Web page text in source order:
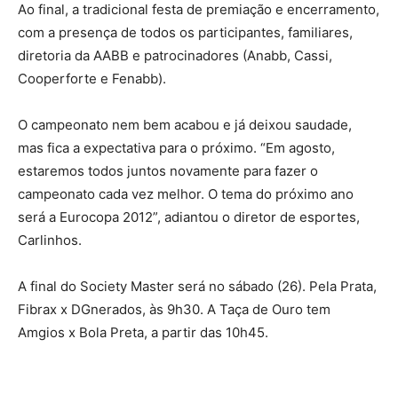
Ao final, a tradicional festa de premiação e encerramento,
com a presença de todos os participantes, familiares,
diretoria da AABB e patrocinadores (Anabb, Cassi,
Cooperforte e Fenabb).
O campeonato nem bem acabou e já deixou saudade,
mas fica a expectativa para o próximo. “Em agosto,
estaremos todos juntos novamente para fazer o
campeonato cada vez melhor. O tema do próximo ano
será a Eurocopa 2012”, adiantou o diretor de esportes,
Carlinhos.
A final do Society Master será no sábado (26). Pela Prata,
Fibrax x DGnerados, às 9h30. A Taça de Ouro tem
Amgios x Bola Preta, a partir das 10h45.